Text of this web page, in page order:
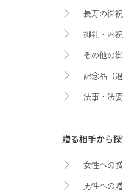
長寿の御
御礼・内祝
その他の
記念品（
法事・法要
贈る相手から探
女性への
男性への